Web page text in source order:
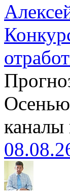
Осенью
каналы